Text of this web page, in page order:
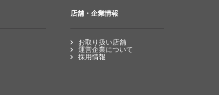
店舗・企業情報
お取り扱い店舗
運営企業について
採用情報